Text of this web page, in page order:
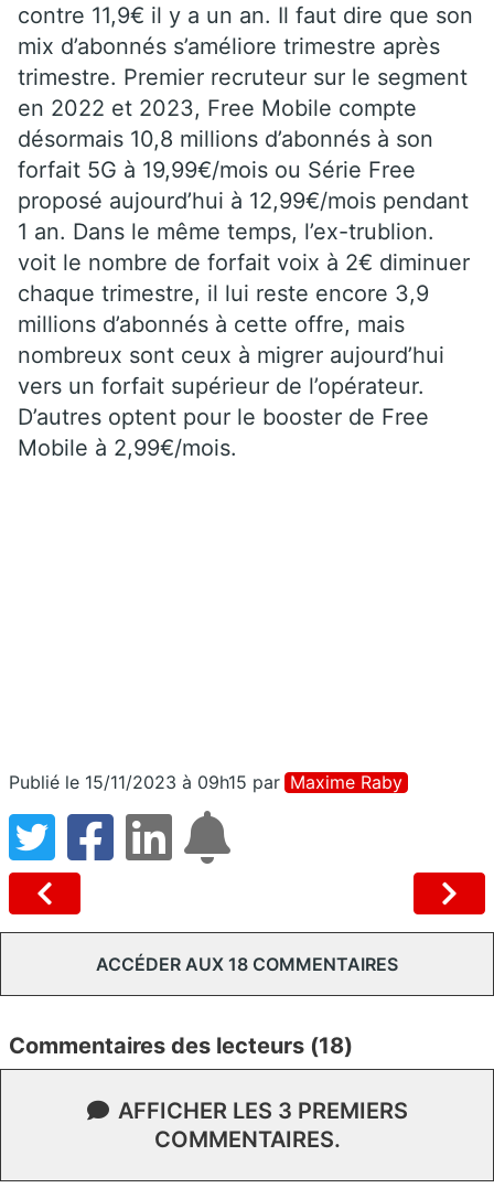
contre 11,9€ il y a un an. Il faut dire que son
mix d’abonnés s’améliore trimestre après
trimestre. Premier recruteur sur le segment
en 2022 et 2023, Free Mobile compte
désormais 10,8 millions d’abonnés à son
forfait 5G à 19,99€/mois ou Série Free
proposé aujourd’hui à 12,99€/mois pendant
1 an. Dans le même temps, l’ex-trublion.
voit le nombre de forfait voix à 2€ diminuer
chaque trimestre, il lui reste encore 3,9
millions d’abonnés à cette offre, mais
nombreux sont ceux à migrer aujourd’hui
vers un forfait supérieur de l’opérateur.
D’autres optent pour le booster de Free
Mobile à 2,99€/mois.
Publié le 15/11/2023 à 09h15 par Maxime Raby
ACCÉDER AUX 18 COMMENTAIRES
Commentaires des lecteurs (18)
AFFICHER LES 3 PREMIERS
COMMENTAIRES.